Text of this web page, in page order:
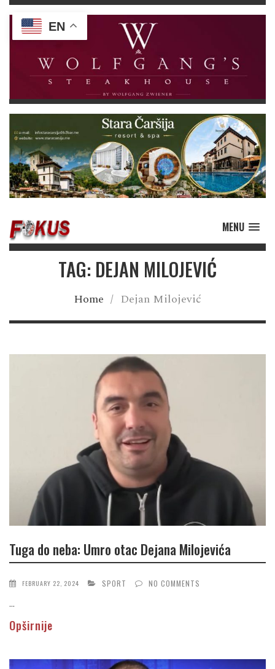
MENU
TAG: DEJAN MILOJEVIĆ
Home / Dejan Milojević
Tuga do neba: Umro otac Dejana Milojevića
FEBRUARY 22, 2024 SPORT NO COMMENTS
...
Opširnije
EN